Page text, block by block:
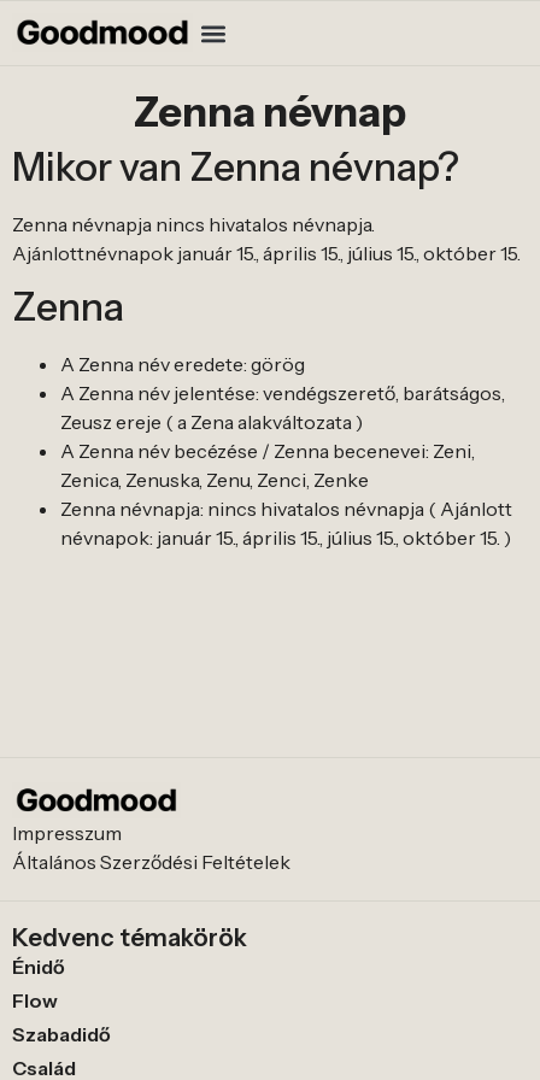
Zenna névnap
Mikor van Zenna névnap?
Zenna névnapja nincs hivatalos névnapja.
Ajánlottnévnapok január 15., április 15., július 15., október 15.
Zenna
A Zenna név eredete: görög
A Zenna név jelentése: vendégszerető, barátságos,
Zeusz ereje ( a Zena alakváltozata )
A Zenna név becézése / Zenna becenevei: Zeni,
Zenica, Zenuska, Zenu, Zenci, Zenke
Zenna névnapja: nincs hivatalos névnapja ( Ajánlott
névnapok: január 15., április 15., július 15., október 15. )
Impresszum
Általános Szerződési Feltételek
Kedvenc témakörök
Énidő
Flow
Szabadidő
Család